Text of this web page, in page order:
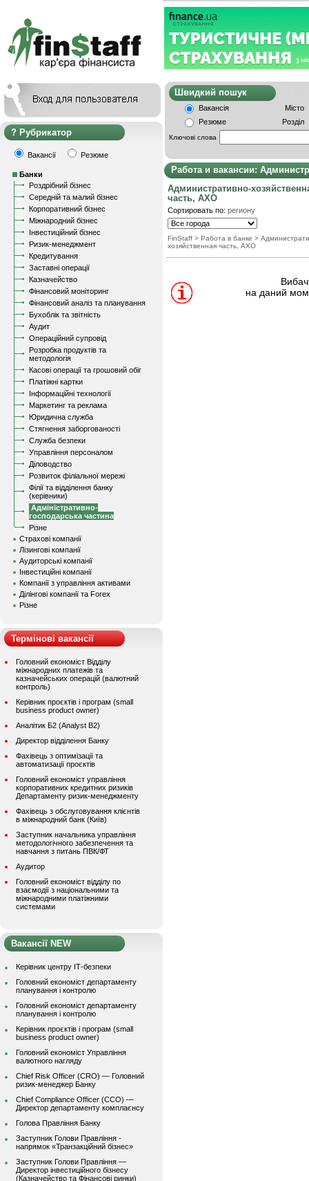
Рубрикатор
Вакансії Резюме
Банки
Роздрібний бізнес
Середній та малий бізнес
Корпоративний бізнес
Міжнародний бізнес
Інвестиційний бізнес
Ризик-менеджмент
Кредитування
Заставні операції
Казначейство
Фінансовий моніторинг
Фінансовий аналіз та планування
Бухоблік та звітність
Аудит
Операційний супровід
Розробка продуктів та
методологія
Касові операції та грошовий обіг
Платіжні картки
Інформаційні технології
Маркетинг та реклама
Юридична служба
Стягнення заборгованості
Служба безпеки
Управління персоналом
Діловодство
Розвиток філіальної мережі
Філії та відділення банку
(керівники)
Адміністративно-
господарська частина
Різне
Страхові компанії
Лізингові компанії
Аудиторські компанії
Інвестиційні компанії
Компанії з управління активами
Ділінгові компанії та Forex
Різне
Термінові вакансії
Головний економіст Відділу
міжнародних платежів та
казначейських операцій (валютний
контроль)
Керівник проєктів і програм (small
business product owner)
Аналітик Б2 (Analyst B2)
Директор відділення Банку
Фахівець з оптимізації та
автоматизації проєктів
Головний економіст управління
корпоративних кредитних ризиків
Департаменту ризик-менеджменту
Фахівець з обслуговування клієнтів
в міжнародний банк (Київ)
Заступник начальника управління
методологічного забезпечення та
навчання з питань ПВК/ФТ
Аудитор
Головний економіст відділу по
взаємодії з національними та
міжнародними платіжними
системами
Вакансії NEW
Керівник центру ІТ-безпеки
Головний економіст департаменту
планування і контролю
Головний економіст департаменту
планування і контролю
Керівник проєктів і програм (small
business product owner)
Головний економіст Управління
валютного нагляду
Chief Risk Officer (CRO) — Головний
ризик-менеджер Банку
Chief Compliance Officer (CCO) —
Директор департаменту комплаєнсу
Голова Правління Банку
Заступник Голови Правління -
напрямок «Транзакційний бізнес»
Заступник Голови Правління —
Директор інвестиційного бізнесу
(Казначейство та Фінансові ринки)
Швидкий
Вакансія
Місто
Резюме
Розділ
Ключові слова
Работа и вакансии:
Административно-
часть, АХО
Сортировать по: региону
FinStaff > Работа в банке >
хозяйственная часть, АХО
на даний